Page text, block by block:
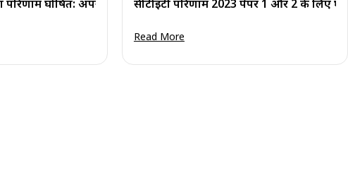
परिणाम घोषित: अपना स्कोरकार्ड देखेंसीटीईटी परिणाम 2023 पेपर 1 और 2 के लिए
Read More